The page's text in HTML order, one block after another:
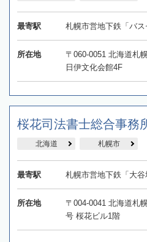
最寄駅 札幌市営地下鉄「バ
所在地
〒060-0051 北海道札
日伊文化会館4F
桜花司法書士総合事務
北海道 札幌市
最寄駅 札幌市営地下鉄「大
所在地
〒004-0041 北海道札
号 桜花ビル1階